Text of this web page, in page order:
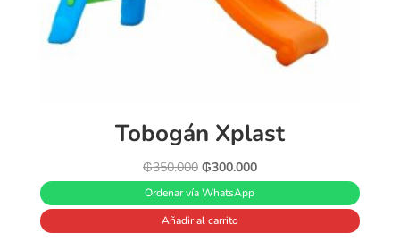
Tobogán Xplast
₲350.000 El
precio
original
era:
₲300.000El
precio
actual
Ordenar vía WhatsApp
Añadir al carrito